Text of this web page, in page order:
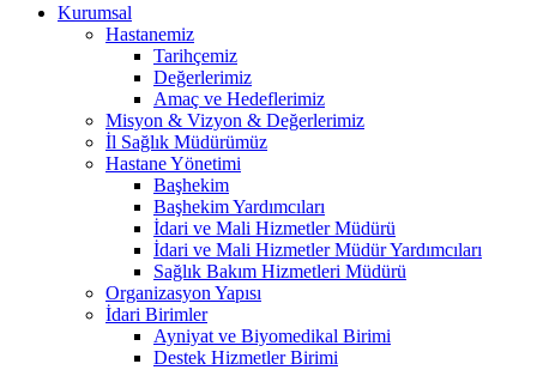
Kurumsal
Hastanemiz
Tarihçemiz
Değerlerimiz
Amaç ve Hedeflerimiz
Misyon & Vizyon & Değerlerimiz
İl Sağlık Müdürümüz
Hastane Yönetimi
Başhekim
Başhekim Yardımcıları
İdari ve Mali Hizmetler Müdürü
İdari ve Mali Hizmetler Müdür Yardımcıları
Sağlık Bakım Hizmetleri Müdürü
Organizasyon Yapısı
İdari Birimler
Ayniyat ve Biyomedikal Birimi
Destek Hizmetler Birimi